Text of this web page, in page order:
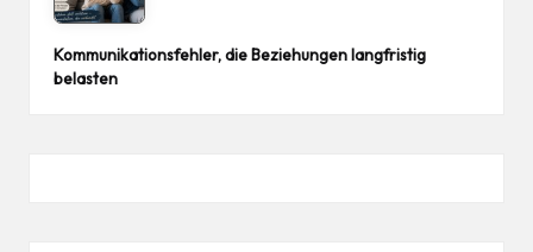
Kommunikationsfehler, die Beziehungen langfristig
belasten